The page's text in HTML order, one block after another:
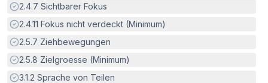
Erfüllt:
2.4.7 Sichtbarer Fokus
Erfüllt:
2.4.11 Fokus nicht verdeckt (Minimum)
Erfüllt:
2.5.7 Ziehbewegungen
Erfüllt:
2.5.8 Zielgroesse (Minimum)
Erfüllt:
3.1.2 Sprache von Teilen